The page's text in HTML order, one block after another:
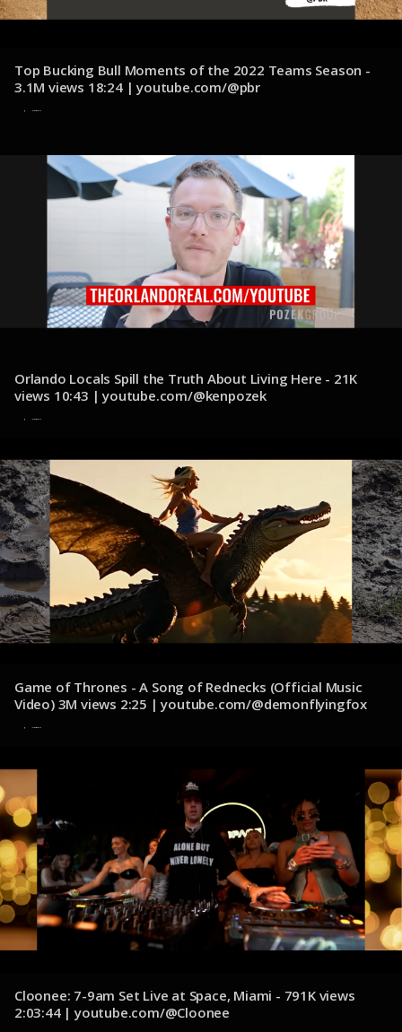
Top Bucking Bull Moments of the 2022 Teams Season -
3.1M views 18:24 | youtube.com/@pbr
Orlando Locals Spill the Truth About Living Here - 21K
views 10:43 | youtube.com/@kenpozek
Game of Thrones - A Song of Rednecks (Official Music
Video) 3M views 2:25 | youtube.com/@demonflyingfox
Cloonee: 7-9am Set Live at Space, Miami - 791K views
2:03:44 | youtube.com/@Cloonee